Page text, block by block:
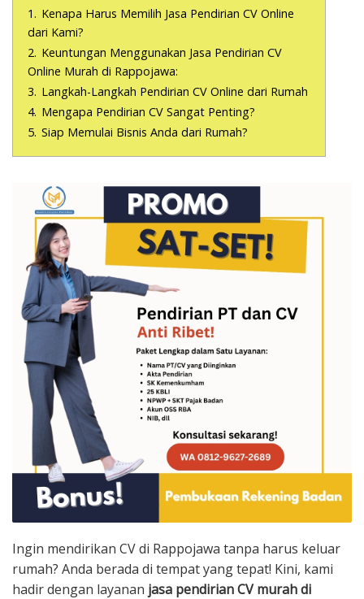
1. Kenapa Harus Memilih Jasa Pendirian CV Online
dari Kami?
2. Keuntungan Menggunakan Jasa Pendirian CV
Online Murah di Rappojawa:
3. Langkah-Langkah Pendirian CV Online dari Rumah
4. Mengapa Pendirian CV Sangat Penting?
5. Siap Memulai Bisnis Anda dari Rumah?
Ingin mendirikan CV di Rappojawa tanpa harus keluar
rumah? Anda berada di tempat yang tepat! Kini, kami
hadir dengan layanan jasa pendirian CV murah di